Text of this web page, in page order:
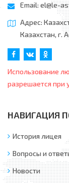
Email: el@le-
Адрес:
Казахстан, г.
Использование
разрешается при
НАВИГАЦИЯ
История лицея
Вопросы и
Новости